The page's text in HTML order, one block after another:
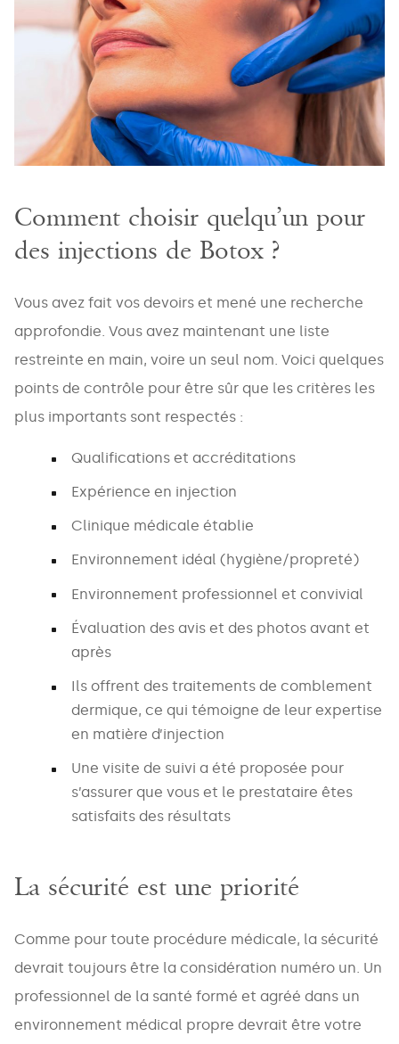
Comment choisir quelqu’un pour
des injections de Botox ?
Vous avez fait vos devoirs et mené une recherche
approfondie. Vous avez maintenant une liste
restreinte en main, voire un seul nom. Voici quelques
points de contrôle pour être sûr que les critères les
plus importants sont respectés :
Qualifications et accréditations
Expérience en injection
Clinique médicale établie
Environnement idéal (hygiène/propreté)
Environnement professionnel et convivial
Évaluation des avis et des photos avant et
après
Ils offrent des traitements de comblement
dermique, ce qui témoigne de leur expertise
en matière d’injection
Une visite de suivi a été proposée pour
s’assurer que vous et le prestataire êtes
satisfaits des résultats
La sécurité est une priorité
Comme pour toute procédure médicale, la sécurité
devrait toujours être la considération numéro un. Un
professionnel de la santé formé et agréé dans un
environnement médical propre devrait être votre